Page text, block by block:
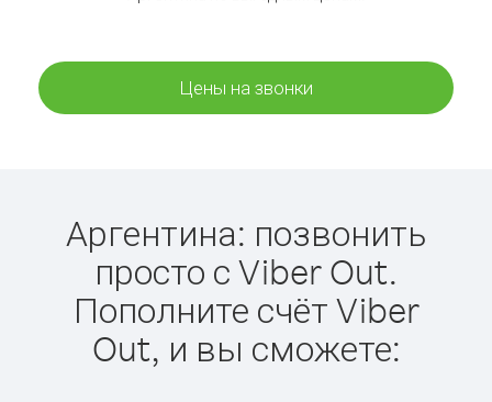
Цены на звонки
Аргентина: позвонить
просто с Viber Out.
Пополните счёт Viber
Out, и вы сможете: